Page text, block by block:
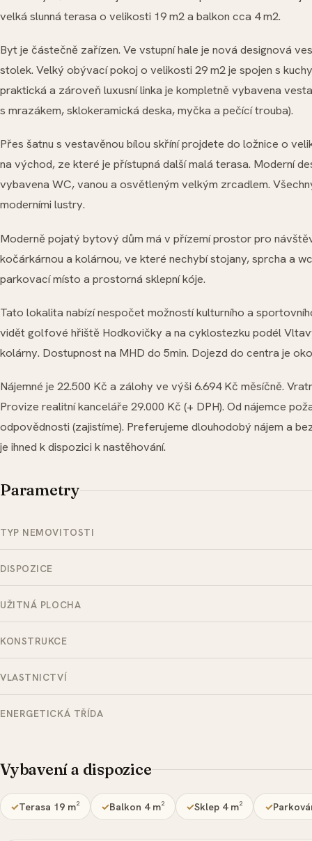
velká slunná terasa o velikosti 19 m2 a balkon cca 4 m2.
Byt je částečně zařízen. Ve vstupní hale je nová designová
stolek. Velký obývací pokoj o velikosti 29 m2 je spojen s
praktická a zároveň luxusní linka je kompletně vybavena
s mrazákem, sklokeramická deska, myčka a pečící trouba).
Přes šatnu s vestavěnou bílou skříní projdete do ložnice o
na východ, ze které je přístupná další malá terasa. Moderní
vybavena WC, vanou a osvětleným velkým zrcadlem.
moderními lustry.
Moderně pojatý bytový dům má v přízemí prostor pro
kočárkárnou a kolárnou, ve které nechybí stojany, sprcha a
parkovací místo a prostorná sklepní kóje.
Tato lokalita nabízí nespočet možností kulturního a
vidět golfové hřiště Hodkovičky a na cyklostezku podél
kolárny. Dostupnost na MHD do 5min. Dojezd do centra je
Nájemné je 22.500 Kč a zálohy ve výši 6.694 Kč měsíčně.
Provize realitní kanceláře 29.000 Kč (+ DPH). Od nájemce
odpovědnosti (zajistíme). Preferujeme dlouhodobý nájem a
je ihned k dispozici k nastěhování.
Parametry
TYP NEMOVITOSTI
DISPOZICE
UŽITNÁ PLOCHA
KONSTRUKCE
VLASTNICTVÍ
ENERGETICKÁ TŘÍDA
Vybavení a dispozice
Terasa 19 m² Balkon 4 m² Sklep 4 m²